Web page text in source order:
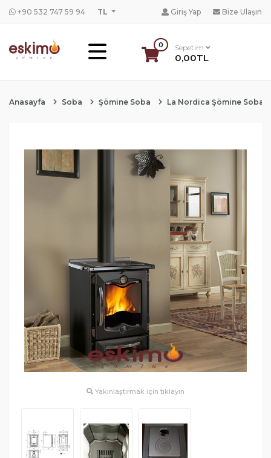
+90 532 747 59 94 TL Giriş Yap Bize Ulaşın
0 Sepetim
0,00TL
Anasayfa Soba Şömine Soba La Nordica Şömine Soba
Yakınlaştırmak için tıklayın